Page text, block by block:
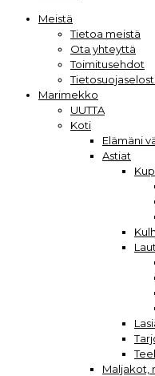
Meistä
Tietoa meistä
Ota yhteyttä
Toimitusehdot
Marimekko
UUTTA
Koti
Elämäni
Astiat
Maljakot,